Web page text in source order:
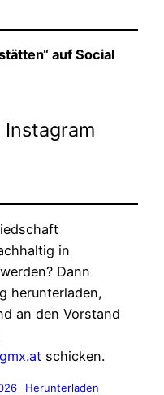
auf Social
Instagram
in
Dann
herunterladen,
an den Vorstand
schicken.
Herunterladen